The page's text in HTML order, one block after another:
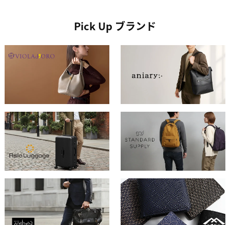
Pick Up ブランド